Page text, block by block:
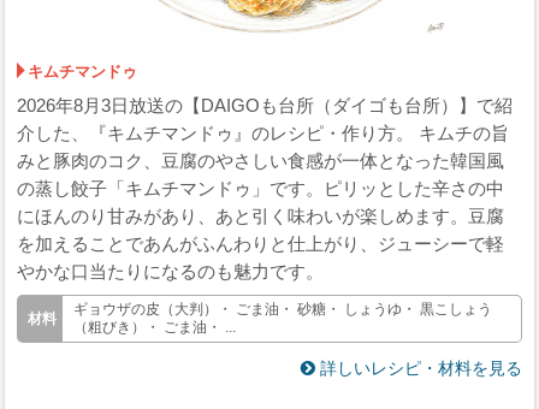
キムチマンドゥ
2026年8月3日放送の【DAIGOも台所（ダイゴも台所）】で紹
介した、『キムチマンドゥ』のレシピ・作り方。 キムチの旨
みと豚肉のコク、豆腐のやさしい食感が一体となった韓国風
の蒸し餃子「キムチマンドゥ」です。ピリッとした辛さの中
にほんのり甘みがあり、あと引く味わいが楽しめます。豆腐
を加えることであんがふんわりと仕上がり、ジューシーで軽
やかな口当たりになるのも魅力です。
ギョウザの皮（大判）・ ごま油・ 砂糖・ しょうゆ・ 黒こしょう
（粗びき）・ ごま油・ ...
詳しいレシピ・材料を見る